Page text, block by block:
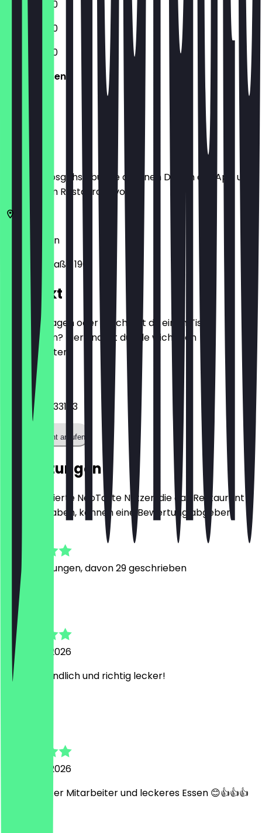
11:30 - 20:00
11:30 - 20:00
11:30 - 20:00
Geschlossen
Bevor du losgehst, buche dir einen Deal in der App und
zeige ihn im Restaurant vor.
45138
Essen
Steeler Straße 196
Kontakt
Hast du Fragen oder möchtest du einen Tisch
reservieren? Hier findest du alle wichtigen
Kontaktdaten.
Telefon
+4920175933103
Restaurant anrufen
Bewertungen
Nur registrierte NeoTaste Nutzer, die das Restaurant
besucht haben, können eine Bewertung abgeben.
Bewertungen, davon 29 geschrieben
Marlon
4. August 2026
Super freundlich und richtig lecker!
4. August 2026
Super netter Mitarbeiter und leckeres Essen 😊👍👍👍